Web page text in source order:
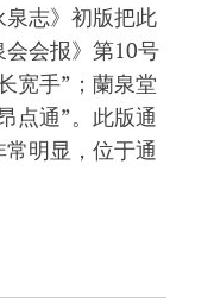
志》初版把此
会会报》第10号
宽手”；蘭泉堂
点通”。此版通
明显，位于通